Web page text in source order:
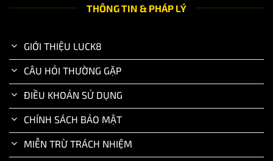
THÔNG TIN & PHÁP LÝ
GIỚI THIỆU LUCK8
CÂU HỎI THƯỜNG GẶP
ĐIỀU KHOẢN SỬ DỤNG
CHÍNH SÁCH BẢO MẬT
MIỄN TRỪ TRÁCH NHIỆM